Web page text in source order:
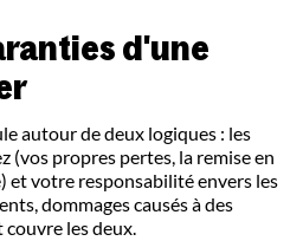
d'une
autour de deux logiques : les
(vos propres pertes, la remise en
votre responsabilité envers les
dommages causés à des
les deux.